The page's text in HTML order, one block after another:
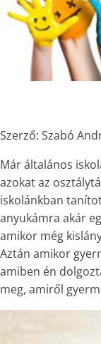
Szerző: Szabó
Már általános
azokat az
iskolánkban
anyukámra akár
amikor még
Aztán amikor
amiben én
meg, amiről